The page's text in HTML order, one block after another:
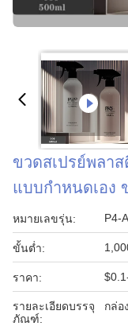
ขวดสเปรย์พลา
แบบกำหนดเอง
หมายเลขรุ่น: P4-A
ขั้นต่ำ:
ราคา:
รายละเอียดบรรจุ
ภัณฑ์:
กล่อง